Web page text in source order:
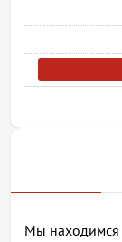
Мы находимся